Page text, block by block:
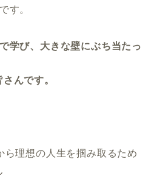
です。
学び、大きな壁にぶち当たっ
んです。
ら理想の人生を掴み取るため